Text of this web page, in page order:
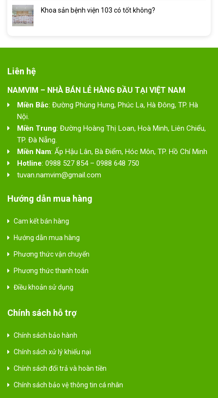
Khoa sản bệnh viện 103 có tốt không?
Liên hệ
NAMVIM – NHÀ BÁN LẺ HÀNG ĐẦU TẠI VIỆT NAM
Miền Bắc: Đường Phùng Hưng, Phúc La, Hà Đông, TP. Hà
Nội.
Miền Trung: Đường Hoàng Thị Loan, Hoà Minh, Liên Chiểu,
TP. Đà Nẵng.
Miền Nam: Ấp Hậu Lân, Bà Điểm, Hóc Môn, TP. Hồ Chí Minh
Hotline: 0988 527 854 – 0988 648 750
tuvan.namvim@gmail.com
Hướng dẫn mua hàng
Cam kết bán hàng
Hướng dẫn mua hàng
Phương thức vận chuyển
Phương thức thanh toán
Điều khoản sử dụng
Chính sách hỗ trợ
Chính sách bảo hành
Chính sách xử lý khiếu nại
Chính sách đổi trả và hoàn tiền
Chính sách bảo vệ thông tin cá nhân